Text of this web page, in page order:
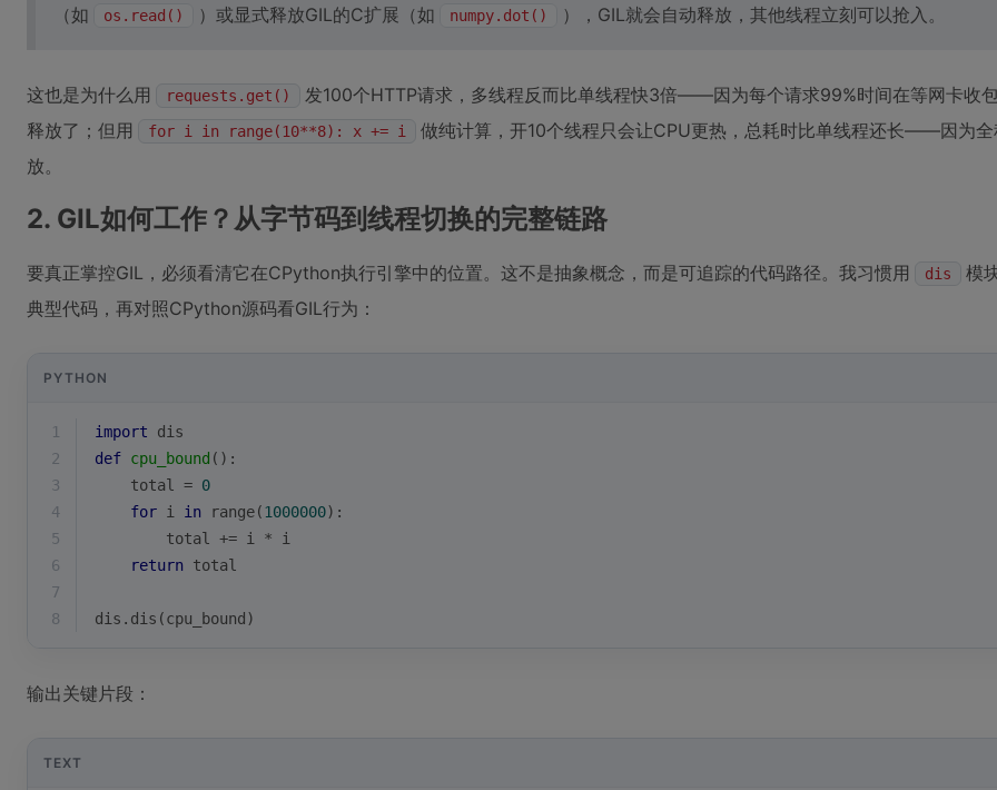
（如
os.read() ）或显式释放GIL的C扩展（如 numpy.dot() ），GIL就会自动释放，其他线程立刻可以抢入。
这也是为什么用 requests.get()
发100个HTTP请求，多线程反而比单线程快3倍——因为每个请求99%时间在等网卡收
释放了；但用
for i in range(10**8): x += i
做纯计算，开10个线程只会让CPU更热，总耗时比单线程还长——因为全
放。
2. GIL如何工作？从字节码到线程切换的完整链路
要真正掌控GIL，必须看清它在CPython执行引擎中的位置。这不是抽象概念，而是可追踪的代码路径。我习惯用 dis
模
典型代码，再对照CPython源码看GIL行为：
PYTHON
1 import dis
2
def cpu_bound ():
3
    total =
0
4
for i in range(1000000):
5
        total += i * i
6
return total
7
8
dis.dis(cpu_bound)
输出关键片段：
TEXT